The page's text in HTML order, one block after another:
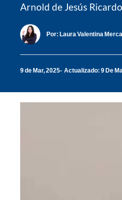
Arnold de Jesús
Por: Laura Valentina
9 de Mar, 2025 Actualizado: 9 De